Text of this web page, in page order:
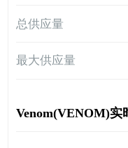
总供应量
最大供应量
Venom(VENOM)实